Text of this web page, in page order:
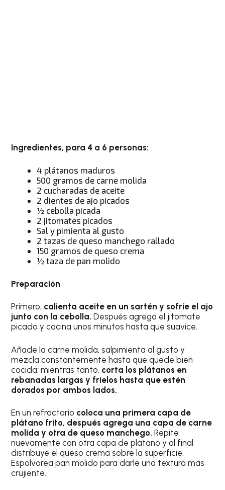
Ingredientes, para 4 a 6 personas:
4 plátanos maduros
500 gramos de carne molida
2 cucharadas de aceite
2 dientes de ajo picados
½ cebolla picada
2 jitomates picados
Sal y pimienta al gusto
2 tazas de queso manchego rallado
150 gramos de queso crema
½ taza de pan molido
Preparación
Primero, calienta aceite en un sartén y sofríe el ajo
junto con la cebolla.Después agrega el jitomate
picado y cocina unos minutos hasta que suavice.
Añade la carne molida, salpimienta al gusto y
mezcla constantemente hasta que quede bien
cocida; mientras tanto, corta los plátanos en
rebanadas largas y fríelos hasta que estén
dorados por ambos lados.
En un refractario coloca una primera capa de
plátano frito, después agrega una capa de carne
molida y otra de queso manchego.Repite
nuevamente con otra capa de plátano y al final
distribuye el queso crema sobre la superficie.
Espolvorea pan molido para darle una textura más
crujiente.